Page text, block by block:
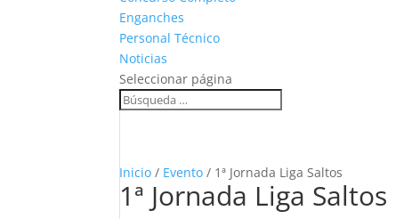
Enganches
Personal Técnico
Noticias
Seleccionar página
Inicio / Evento / 1ª Jornada Liga Saltos
1ª Jornada Liga Saltos